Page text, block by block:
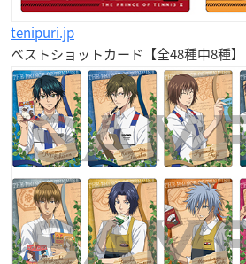
tenipuri.jp
ベストショットカード【全48種中8種】